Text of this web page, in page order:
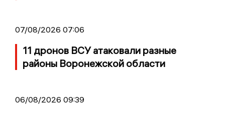
07/08/2026 07:06
11 дронов ВСУ атаковали разные
районы Воронежской области
06/08/2026 09:39